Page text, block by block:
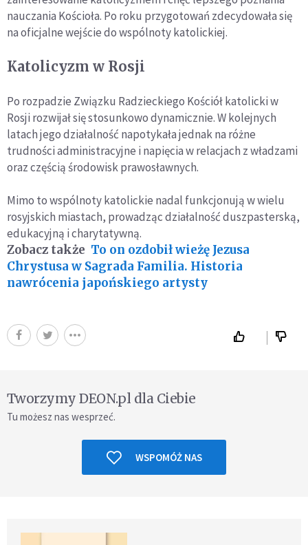
nauczania Kościoła. Po roku przygotowań zdecydowała się
na oficjalne wejście do wspólnoty katolickiej.
Katolicyzm w Rosji
Po rozpadzie Związku Radzieckiego Kościół katolicki w
Rosji rozwijał się stosunkowo dynamicznie. W kolejnych
latach jego działalność napotykała jednak na różne
trudności administracyjne i napięcia w relacjach z władzami
oraz częścią środowisk prawosławnych.
Mimo to wspólnoty katolickie nadal funkcjonują w wielu
rosyjskich miastach, prowadząc działalność duszpasterską,
edukacyjną i charytatywną.
Zobacz także To on ozdobił wieżę Jezusa
Chrystusa w Sagrada Familia. Historia
nawrócenia japońskiego artysty
Tworzymy DEON.pl dla Ciebie
Tu możesz nas wesprzeć.
WSPOMÓŻ NAS